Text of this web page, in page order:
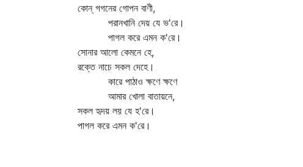
কোন্‌ গগনের গোপন বাণী,
পরানখানি দেয় যে ভ'রে।
পাগল করে এমন ক'রে।
সোনার আলো কেমনে হে,
রক্তে নাচে সকল দেহে।
কারে পাঠাও ক্ষণে ক্ষণে
আমার খোলা বাতায়নে,
সকল হৃদয় লয় যে হ'রে।
পাগল করে এমন ক'রে।